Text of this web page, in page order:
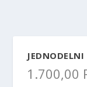
1.700,00